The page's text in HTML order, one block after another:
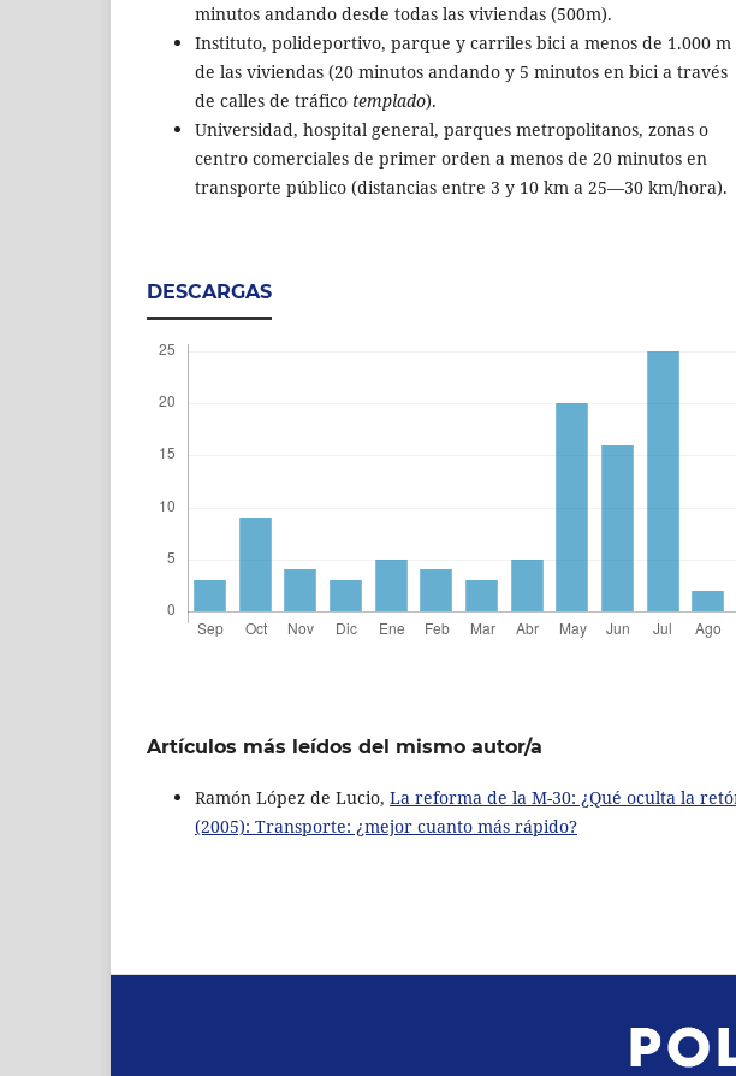
minutos andando desde todas las viviendas (500m).
Instituto, polideportivo, parque y carriles bici a menos de 1.000 m
de las viviendas (20 minutos andando y 5 minutos en bici a través
de calles de tráfico templado).
Universidad, hospital general, parques metropolitanos, zonas o
centro comerciales de primer orden a menos de 20 minutos en
transporte público (distancias entre 3 y 10 km a 25—30 km/hora).
DESCARGAS
Artículos más leídos del mismo autor/a
Ramón López de Lucio, La reforma de la M-30: ¿Qué oculta la
(2005): Transporte: ¿mejor cuanto más rápido?